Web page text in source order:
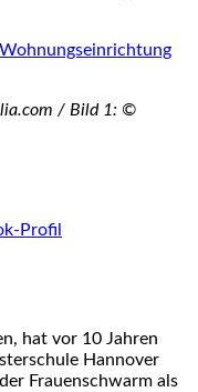
/ Bild 1: ©
hat vor 10 Jahren
Hannover
Frauenschwarm als